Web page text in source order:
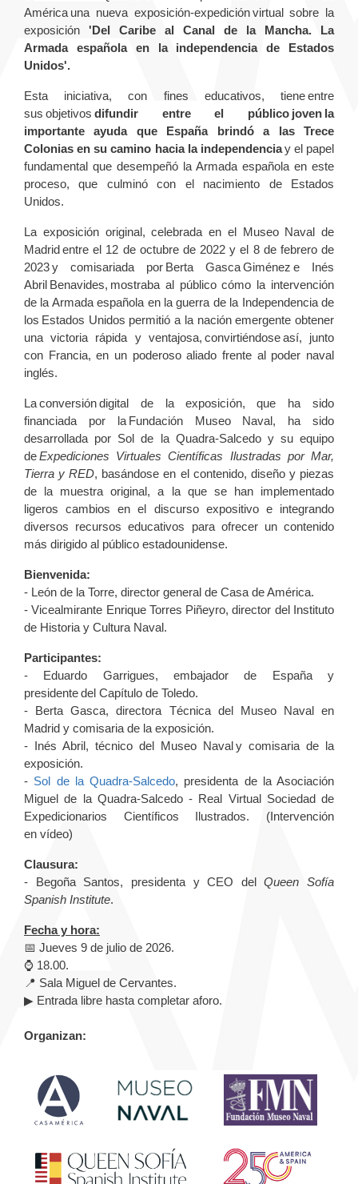
América una nueva exposición-expedición virtual sobre la
exposición 'Del Caribe al Canal de la Mancha. La
Armada española en la independencia de Estados
Unidos'.
Esta iniciativa, con fines educativos, tiene entre
sus objetivos difundir entre el público joven la
importante ayuda que España brindó a las Trece
Colonias en su camino hacia la independenciay el papel
fundamental que desempeñó la Armada española en este
proceso, que culminó con el nacimiento de Estados
Unidos.
La exposición original, celebrada en el Museo Naval de
Madrid entre el 12 de octubre de 2022 y el 8 de febrero de
2023 y comisariada por Berta Gasca Giménez e Inés
Abril Benavides, mostraba al público cómo la intervención
de la Armada española en la guerra de la Independencia de
los Estados Unidos permitió a la nación emergente obtener
una victoria rápida y ventajosa, convirtiéndose así, junto
con Francia, en un poderoso aliado frente al poder naval
inglés.
La conversión digital de la exposición, que ha sido
financiada por la Fundación Museo Naval, ha sido
desarrollada por Sol de la Quadra-Salcedo y su equipo
deExpediciones Virtuales Científicas Ilustradas por Mar,
Tierra y RED, basándose en el contenido, diseño y piezas
de la muestra original, a la que se han implementado
ligeros cambios en el discurso expositivo e integrando
diversos recursos educativos para ofrecer un contenido
más dirigido al público estadounidense.
Bienvenida:
- León de la Torre, director general de Casa de América.
- Vicealmirante Enrique Torres Piñeyro, director del Instituto
de Historia y Cultura Naval.
Participantes:
- Eduardo Garrigues, embajador de España y
presidente del Capítulo de Toledo.
- Berta Gasca, directora Técnica del Museo Naval en
Madrid y comisaria de la exposición.
- Inés Abril, técnico del Museo Naval y comisaria de la
exposición.
- Sol de la Quadra-Salcedo, presidenta de la Asociación
Miguel de la Quadra-Salcedo - Real Virtual Sociedad de
Expedicionarios Científicos Ilustrados. (Intervención
en vídeo)
Clausura:
- Begoña Santos, presidenta y CEO delQueen Sofía
Spanish Institute.
Fecha y hora:
📅 Jueves 9 de julio de 2026.
⌚ 18.00.
📍 Sala Miguel de Cervantes.
▶ Entrada libre hasta completar aforo.
Organizan: